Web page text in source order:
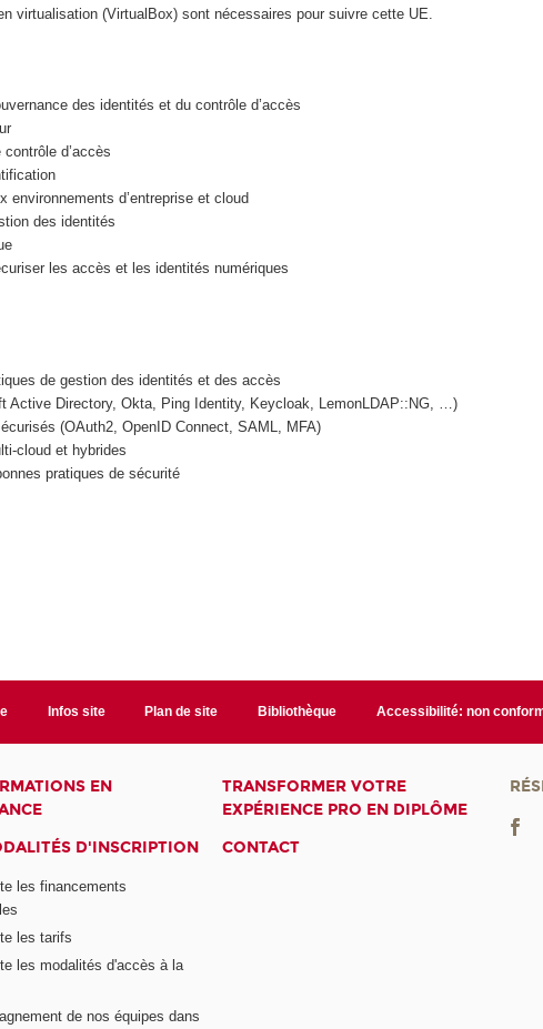
virtualisation (VirtualBox) sont nécessaires pour suivre cette UE.
des identités et du contrôle d’accès
d’accès
environnements d’entreprise et cloud
des identités
les accès et les identités numériques
de gestion des identités et des accès
Active Directory, Okta, Ping Identity, Keycloak, LemonLDAP::NG, …)
(OAuth2, OpenID Connect, SAML, MFA)
cloud et hybrides
pratiques de sécurité
Infos site Plan de site Bibliothèque Accessibilité: non
EN
TRANSFORMER VOTRE
EXPÉRIENCE PRO EN DIPLÔME
D'INSCRIPTION
les financements
les tarifs
les modalités d'accès à la
de nos équipes dans
CONTACT